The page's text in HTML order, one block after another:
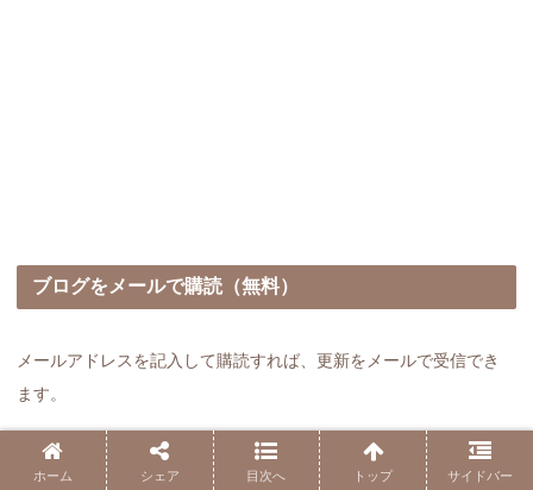
ブログをメールで購読（無料）
メールアドレスを記入して購読すれば、更新をメールで受信でき
ます。
ホーム シェア 目次へ トップ サイドバー